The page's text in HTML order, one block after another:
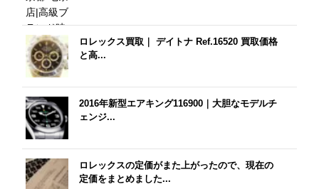
ロレックス買取｜ デイトナ Ref.16520 買取価格
と高...
2016年新型エアキング116900｜大胆なモデルチ
ェンジ...
ロレックスの定価がまた上がったので、現在の
定価をまとめました...